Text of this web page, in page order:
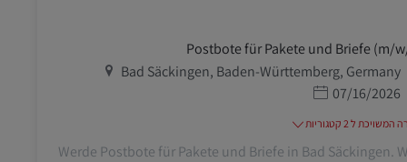
Postbote für Pakete und Briefe (m/
מיקום
Bad Säckingen, Baden-Württemberg, Germany
תאריך פרסום
07/16/2026
ל 2 קטגוריות
Werde Postbote für Pakete und Briefe in Bad Säckingen.